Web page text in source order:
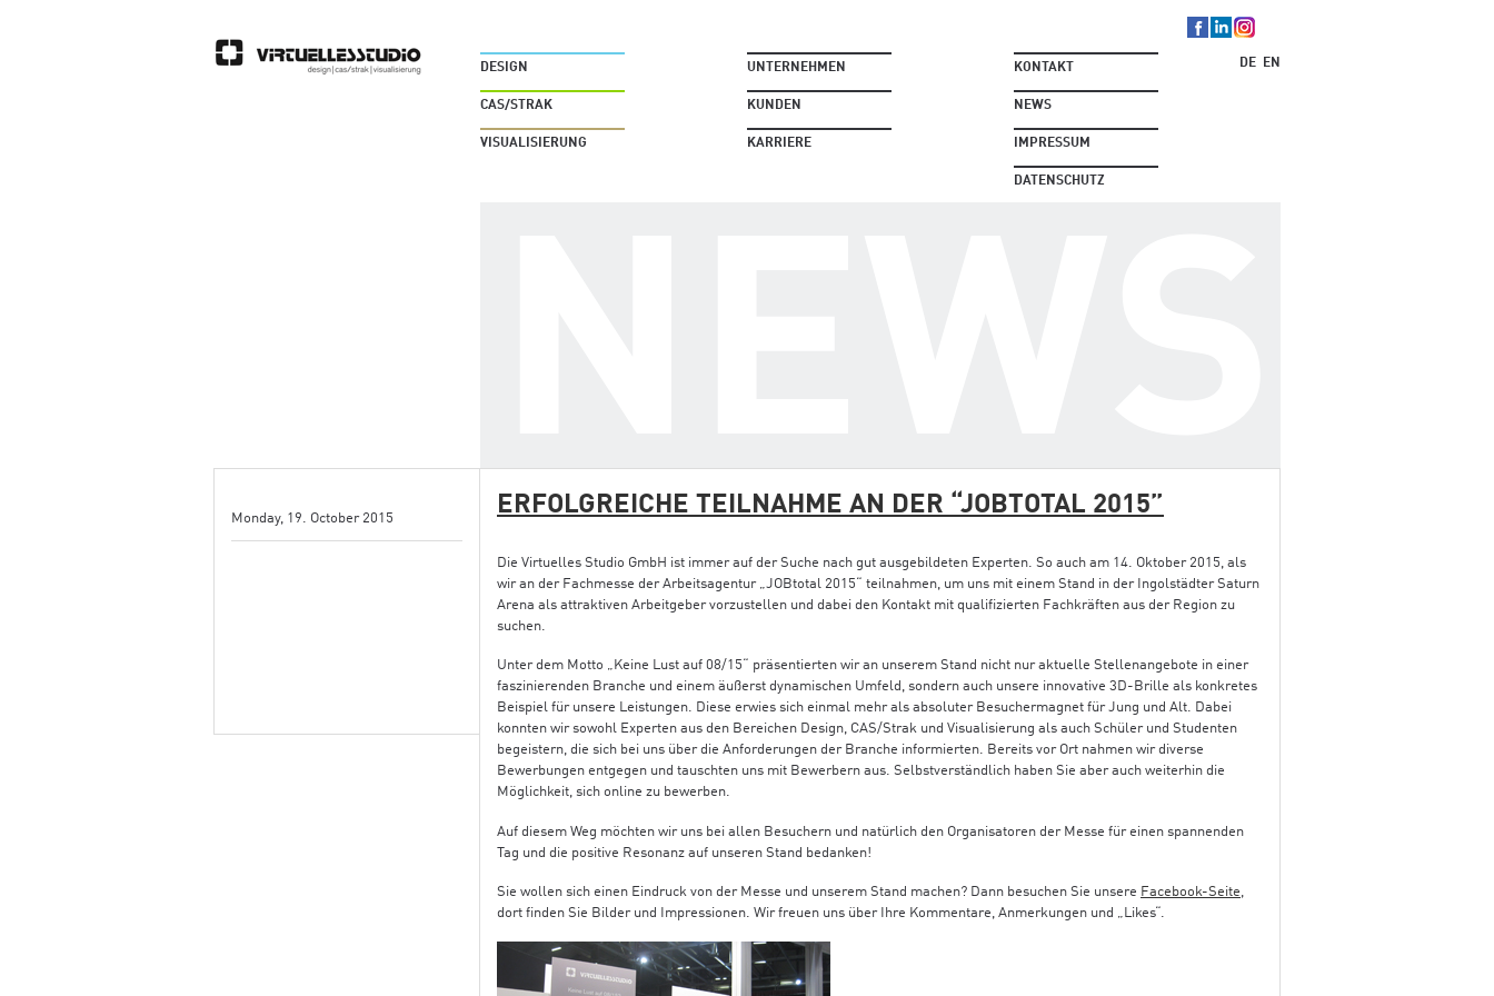
DESIGN
CAS/STRAK
VISUALISIERUNG
UNTERNEHMEN
KUNDEN
KARRIERE
KONTAKT
NEWS
IMPRESSUM
DATENSCHUTZ
DE EN
Monday, 19. October 2015 ERFOLGREICHE TEILNAHME AN DER “JOBTOTAL 2015”
Die Virtuelles Studio GmbH ist immer auf der Suche nach gut ausgebildeten Experten. So auch am 14. Oktober 2015, als
wir an der Fachmesse der Arbeitsagentur „JOBtotal 2015“ teilnahmen, um uns mit einem Stand in der Ingolstädter Saturn
Arena als attraktiven Arbeitgeber vorzustellen und dabei den Kontakt mit qualifizierten Fachkräften aus der Region zu
suchen.
Unter dem Motto „Keine Lust auf 08/15“ präsentierten wir an unserem Stand nicht nur aktuelle Stellenangebote in einer
faszinierenden Branche und einem äußerst dynamischen Umfeld, sondern auch unsere innovative 3D-Brille als konkretes
Beispiel für unsere Leistungen. Diese erwies sich einmal mehr als absoluter Besuchermagnet für Jung und Alt. Dabei
konnten wir sowohl Experten aus den Bereichen Design, CAS/Strak und Visualisierung als auch Schüler und Studenten
begeistern, die sich bei uns über die Anforderungen der Branche informierten. Bereits vor Ort nahmen wir diverse
Bewerbungen entgegen und tauschten uns mit Bewerbern aus. Selbstverständlich haben Sie aber auch weiterhin die
Möglichkeit, sich online zu bewerben.
Auf diesem Weg möchten wir uns bei allen Besuchern und natürlich den Organisatoren der Messe für einen spannenden
Tag und die positive Resonanz auf unseren Stand bedanken!
Sie wollen sich einen Eindruck von der Messe und unserem Stand machen? Dann besuchen Sie unsere Facebook-Seite,
dort finden Sie Bilder und Impressionen. Wir freuen uns über Ihre Kommentare, Anmerkungen und „Likes“.